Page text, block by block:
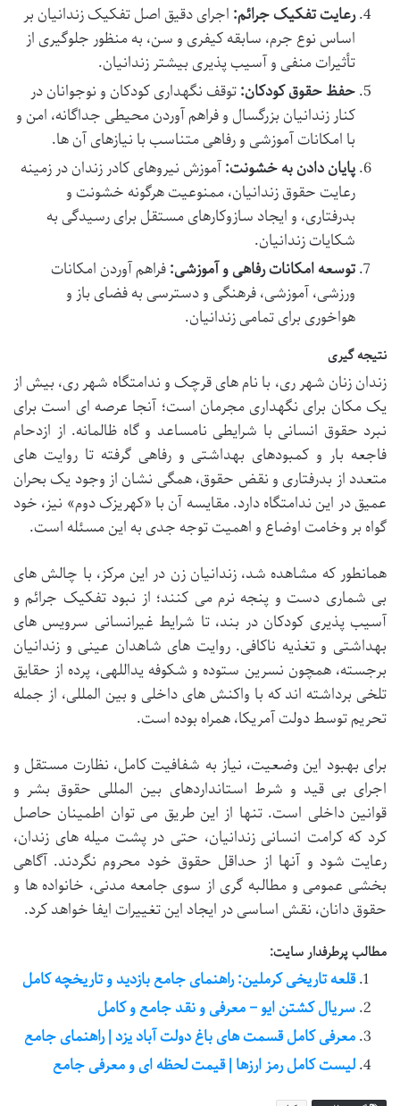
رعایت تفکیک جرائم: اجرای دقیق اصل تفکیک زندانیان بر
اساس نوع جرم، سابقه کیفری و سن، به منظور جلوگیری از
تأثیرات منفی و آسیب پذیری بیشتر زندانیان.
حفظ حقوق کودکان:توقف نگهداری کودکان و نوجوانان در
کنار زندانیان بزرگسال و فراهم آوردن محیطی جداگانه، امن و
با امکانات آموزشی و رفاهی متناسب با نیازهای آن ها.
پایان دادن به خشونت:آموزش نیروهای کادر زندان در زمینه
رعایت حقوق زندانیان، ممنوعیت هرگونه خشونت و
بدرفتاری، و ایجاد سازوکارهای مستقل برای رسیدگی به
شکایات زندانیان.
توسعه امکانات رفاهی و آموزشی:فراهم آوردن امکانات
ورزشی، آموزشی، فرهنگی و دسترسی به فضای باز و
هواخوری برای تمامی زندانیان.
نتیجه گیری
زندان زنان شهر ری، با نام های قرچک و ندامتگاه شهر ری، بیش از
یک مکان برای نگهداری مجرمان است؛ آنجا عرصه ای است برای
نبرد حقوق انسانی با شرایطی نامساعد و گاه ظالمانه. از ازدحام
فاجعه بار و کمبودهای بهداشتی و رفاهی گرفته تا روایت های
متعدد از بدرفتاری و نقض حقوق، همگی نشان از وجود یک بحران
عمیق در این ندامتگاه دارد. مقایسه آن با «کهریزک دوم» نیز، خود
گواه بر وخامت اوضاع و اهمیت توجه جدی به این مسئله است.
همانطور که مشاهده شد، زندانیان زن در این مرکز، با چالش های
بی شماری دست و پنجه نرم می کنند؛ از نبود تفکیک جرائم و
آسیب پذیری کودکان در بند، تا شرایط غیرانسانی سرویس های
بهداشتی و تغذیه ناکافی. روایت های شاهدان عینی و زندانیان
برجسته، همچون نسرین ستوده و شکوفه یداللهی، پرده از حقایق
تلخی برداشته اند که با واکنش های داخلی و بین المللی، از جمله
تحریم توسط دولت آمریکا، همراه بوده است.
برای بهبود این وضعیت، نیاز به شفافیت کامل، نظارت مستقل و
اجرای بی قید و شرط استانداردهای بین المللی حقوق بشر و
قوانین داخلی است. تنها از این طریق می توان اطمینان حاصل
کرد که کرامت انسانی زندانیان، حتی در پشت میله های زندان،
رعایت شود و آنها از حداقل حقوق خود محروم نگردند. آگاهی
بخشی عمومی و مطالبه گری از سوی جامعه مدنی، خانواده ها و
حقوق دانان، نقش اساسی در ایجاد این تغییرات ایفا خواهد کرد.
مطالب پرطرفدار سایت:
قلعه تاریخی کرملین: راهنمای جامع بازدید و تاریخچه کامل
سریال کشتن ایو – معرفی و نقد جامع و کامل
معرفی کامل قسمت های باغ دولت آباد یزد | راهنمای جامع
لیست کامل رمز ارزها | قیمت لحظه ای و معرفی جامع